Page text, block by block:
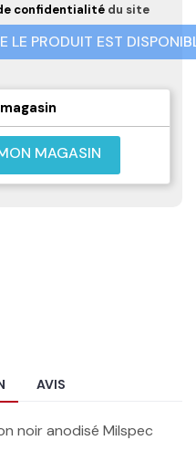
confidentialité du site
LE PRODUIT EST
MAGASIN
AVIS
noir anodisé Milspec